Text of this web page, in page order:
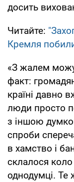
досить
Читайте:
Кремля
«З жалем
факт:
країні давно
люди просто
з іншою
спроби
в хамство і
склалося
однодумці. Те